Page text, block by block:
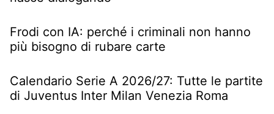
Frodi con IA: perché i criminali non hanno
più bisogno di rubare carte
Calendario Serie A 2026/27: Tutte le partite
di Juventus Inter Milan Venezia Roma